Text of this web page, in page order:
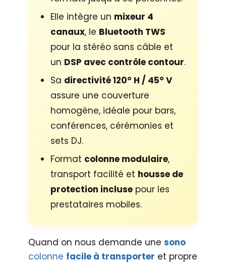
Elle intègre un mixeur 4
canaux, le Bluetooth TWS
pour la stéréo sans câble et
un DSP avec contrôle contour.
Sa directivité 120° H / 45° V
assure une couverture
homogène, idéale pour bars,
conférences, cérémonies et
sets DJ.
Format colonne modulaire,
transport facilité et housse de
protection incluse pour les
prestataires mobiles.
Quand on nous demande une sono
colonne facile à transporter et propre